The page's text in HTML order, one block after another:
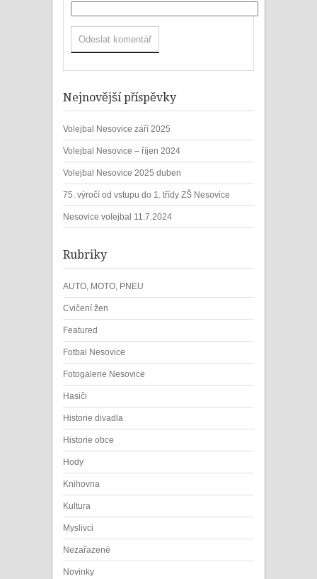
Nejnovější příspěvky
Volejbal Nesovice září 2025
Volejbal Nesovice – říjen 2024
Volejbal Nesovice 2025 duben
75. výročí od vstupu do 1. třídy ZŠ Nesovice
Nesovice volejbal 11.7.2024
Rubriky
AUTO, MOTO, PNEU
Cvičení žen
Featured
Fotbal Nesovice
Fotogalerie Nesovice
Hasiči
Historie divadla
Historie obce
Hody
Knihovna
Kultura
Myslivci
Nezařazené
Novinky